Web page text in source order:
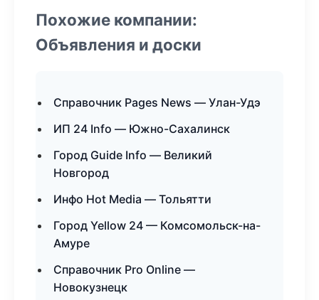
Похожие компании:
Объявления и доски
Справочник Pages News — Улан-Удэ
ИП 24 Info — Южно-Сахалинск
Город Guide Info — Великий
Новгород
Инфо Hot Media — Тольятти
Город Yellow 24 — Комсомольск-на-
Амуре
Справочник Pro Online —
Новокузнецк